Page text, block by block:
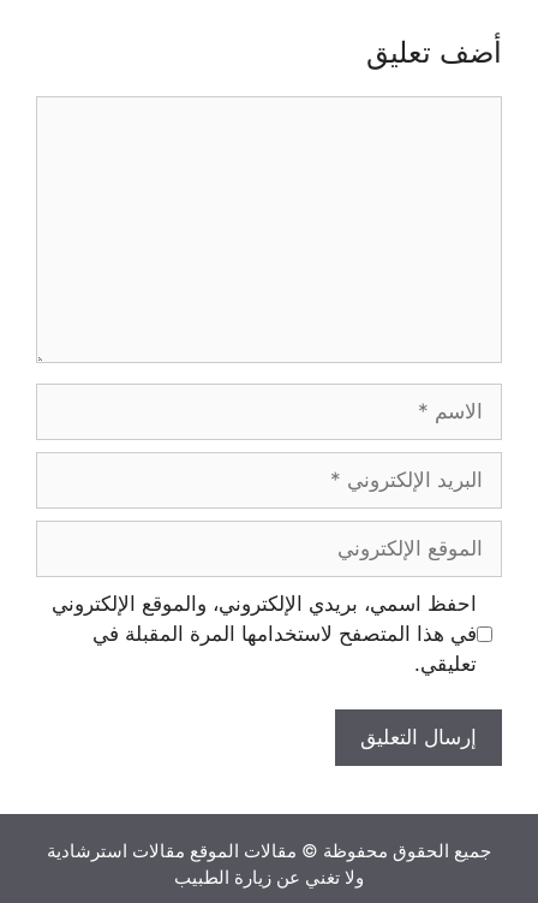
أضف تعليق
الإلكتروني
الإلكتروني
احفظ اسمي، بريدي الإلكتروني، والموقع الإلكتروني
في هذا المتصفح لاستخدامها المرة المقبلة في
تعليقي.
جميع الحقوق محفوظة © مقالات الموقع مقالات استرشادية
ولا تغني عن زيارة الطبيب